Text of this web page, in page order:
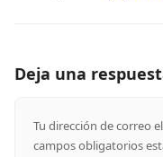
Deja una
Tu dirección de correo
campos obligatorios